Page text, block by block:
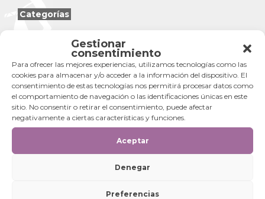
Gestionar
consentimiento
Para ofrecer las mejores experiencias, utilizamos tecnologías como las
cookies para almacenar y/o acceder a la información del dispositivo. El
consentimiento de estas tecnologías nos permitirá procesar datos como
el comportamiento de navegación o las identificaciones únicas en este
sitio. No consentir o retirar el consentimiento, puede afectar
negativamente a ciertas características y funciones.
Aceptar
Denegar
Preferencias
Categorías